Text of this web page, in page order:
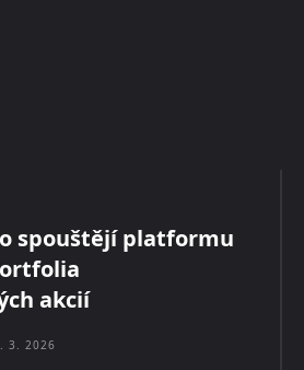
spouštějí platformu
akcií
3. 2026